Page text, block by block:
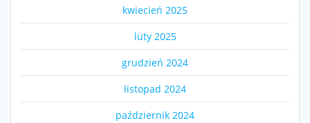
kwiecień 2025
luty 2025
grudzień 2024
listopad 2024
październik 2024